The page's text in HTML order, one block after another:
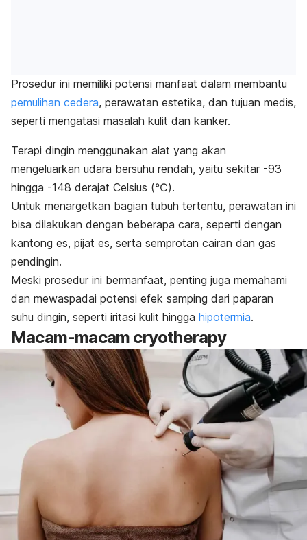
Prosedur ini memiliki potensi manfaat dalam membantu
pemulihan cedera, perawatan estetika, dan tujuan medis,
seperti mengatasi masalah kulit dan kanker.
Terapi dingin menggunakan alat yang akan
mengeluarkan udara bersuhu rendah, yaitu sekitar -93
hingga -148 derajat Celsius (℃).
Untuk menargetkan bagian tubuh tertentu, perawatan ini
bisa dilakukan dengan beberapa cara, seperti dengan
kantong es, pijat es, serta semprotan cairan dan gas
pendingin.
Meski prosedur ini bermanfaat, penting juga memahami
dan mewaspadai potensi efek samping dari paparan
suhu dingin, seperti iritasi kulit hingga hipotermia.
Macam-macam cryotherapy